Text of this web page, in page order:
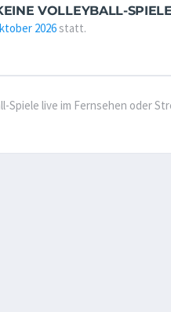
VOLLEYBALL-
2026statt.
Spiele live im Fernsehen oder